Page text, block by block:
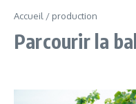
Accueil / production
Parcourir la